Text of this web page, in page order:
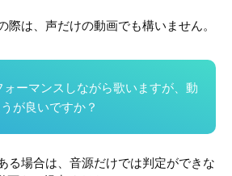
際は、声だけの動画でも構いません。
ーマンスしながら歌いますが、動
が良いですか？
る場合は、音源だけでは判定ができな